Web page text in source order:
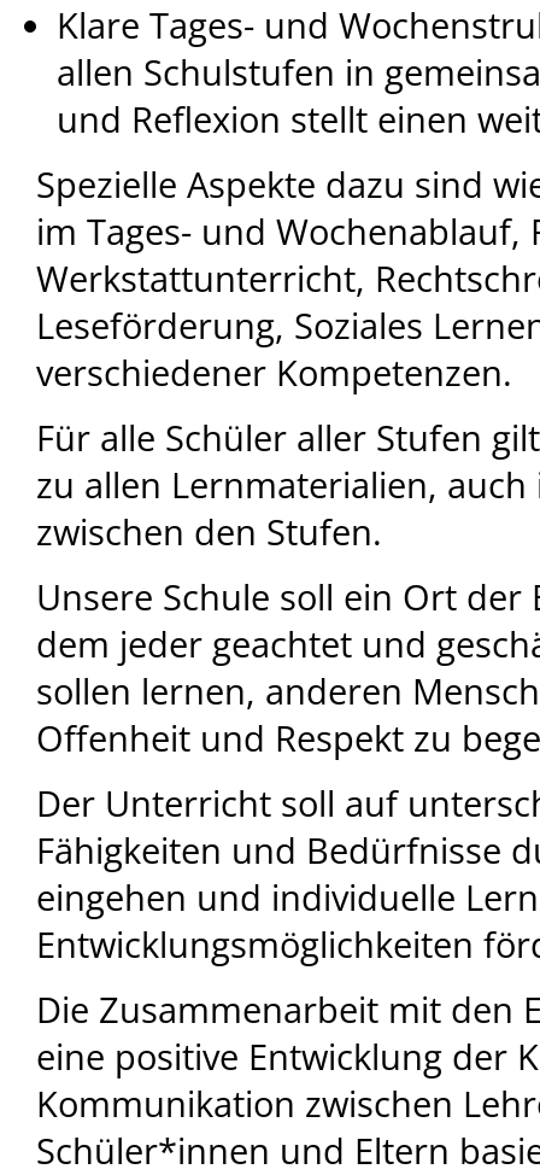
Klare Tages- und
allen Schulstufen in
und Reflexion stellt einen
Spezielle Aspekte dazu sind
im Tages- und Wochenablauf,
Werkstattunterricht,
Leseförderung, Soziales
verschiedener Kompetenzen.
Für alle Schüler aller Stufen
zu allen Lernmaterialien, auch
zwischen den Stufen.
Unsere Schule soll ein Ort der
dem jeder geachtet und
sollen lernen, anderen
Offenheit und Respekt zu
Der Unterricht soll auf
Fähigkeiten und Bedürfnisse
eingehen und individuelle
Entwicklungsmöglichkeiten
Die Zusammenarbeit mit den
eine positive Entwicklung der
Kommunikation zwischen
Schüler*innen und Eltern